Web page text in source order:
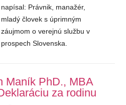
napísal: Právnik, manažér,
mladý človek s úprimným
záujmom o verejnú službu v
prospech Slovenska.
Maník PhD., MBA
za rodinu